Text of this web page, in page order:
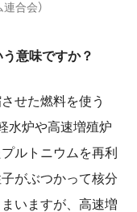
合会）
意味ですか？
せた燃料を使う
水炉や高速増殖炉
ルトニウムを再利
がぶつかって核分
いますが、高速増